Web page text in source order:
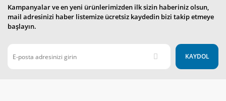
Kampanyalar ve en yeni ürünlerimizden ilk sizin haberiniz olsun,
mail adresinizi haber listemize ücretsiz kaydedin bizi takip etmeye
başlayın.
KAYDOL